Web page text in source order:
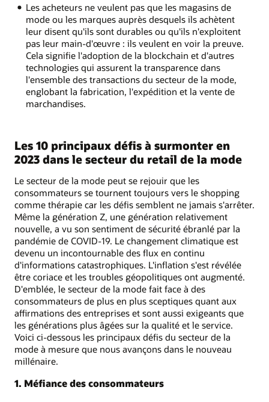
Les acheteurs ne veulent pas que les magasins de
mode ou les marques auprès desquels ils achètent
leur disent qu'ils sont durables ou qu'ils n'exploitent
pas leur main-d'œuvre : ils veulent en voir la preuve.
Cela signifie l'adoption de la blockchain et d'autres
technologies qui assurent la transparence dans
l'ensemble des transactions du secteur de la mode,
englobant la fabrication, l'expédition et la vente de
marchandises.
Les 10 principaux défis à surmonter en
2023 dans le secteur du retail de la mode
Le secteur de la mode peut se rejouir que les
consommateurs se tournent toujours vers le shopping
comme thérapie car les défis semblent ne jamais s'arrêter.
Même la génération Z, une génération relativement
nouvelle, a vu son sentiment de sécurité ébranlé par la
pandémie de COVID-19. Le changement climatique est
devenu un incontournable des flux en continu
d'informations catastrophiques. L'inflation s'est révélée
être coriace et les troubles géopolitiques ont augmenté.
D'emblée, le secteur de la mode fait face à des
consommateurs de plus en plus sceptiques quant aux
affirmations des entreprises et sont aussi exigeants que
les générations plus âgées sur la qualité et le service.
Voici ci-dessous les principaux défis du secteur de la
mode à mesure que nous avançons dans le nouveau
millénaire.
1. Méfiance des consommateurs